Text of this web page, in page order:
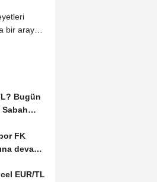
bir araya
Bugün
Sabah
FK
devam
EUR/TL